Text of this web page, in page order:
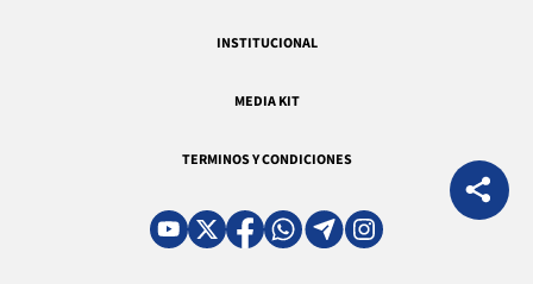
INSTITUCIONAL
MEDIA KIT
TERMINOS Y CONDICIONES